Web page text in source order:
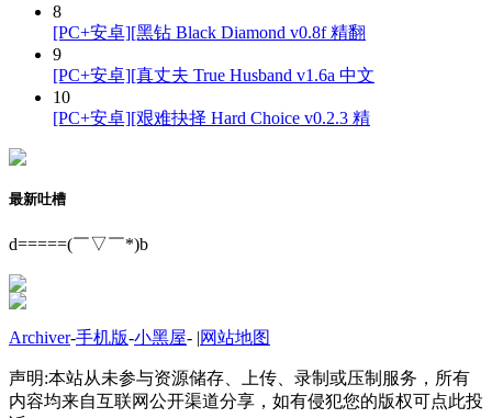
8
[PC+安卓][黑钻 Black Diamond v0.8f 精翻
9
[PC+安卓][真丈夫 True Husband v1.6a 中文
10
[PC+安卓][艰难抉择 Hard Choice v0.2.3 精
最新吐槽
d=====(￣▽￣*)b
Archiver-手机版-小黑屋- |网站地图
声明:本站从未参与资源储存、上传、录制或压制服务，所有
内容均来自互联网公开渠道分享，如有侵犯您的版权可点此投